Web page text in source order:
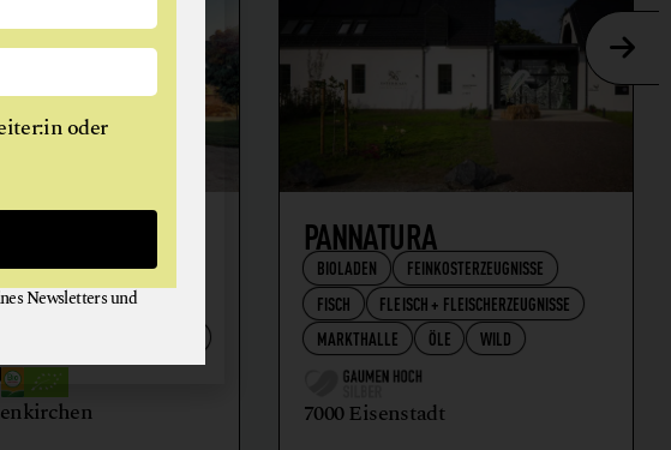
GEMÜSE
PANNATURA
BIOLADEN
FEINKOSTERZEUGNISSE
FISCH
FLEISCH + FLEISCHERZEUGNISSE
MARKTHALLE
ÖLE WILD
7000 Eisenstadt
oder
Newsletters und